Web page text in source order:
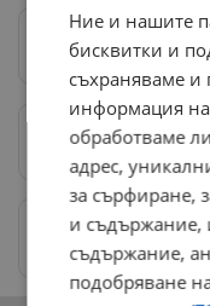
Следвай ни
Ние и нашите
бисквитки и
съхраняваме и
информация на
обработваме
адрес,
за сърфиране,
и съдържание,
съдържание,
подобряване